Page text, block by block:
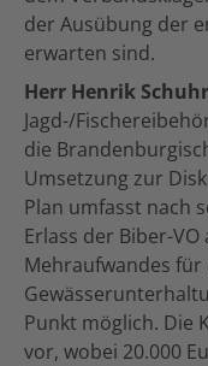
der Ausübung der
erwarten sind.
Herr Henrik Schuhr
Jagd-/
die
Umsetzung zur
Plan umfasst nach
Erlass der Biber-
Mehraufwandes für
Punkt möglich. Die
vor, wobei 20.000